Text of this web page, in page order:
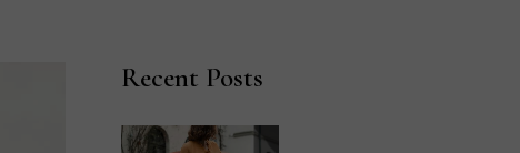
SHOP PAGES
SHOP LAYOUTS
Recent Posts